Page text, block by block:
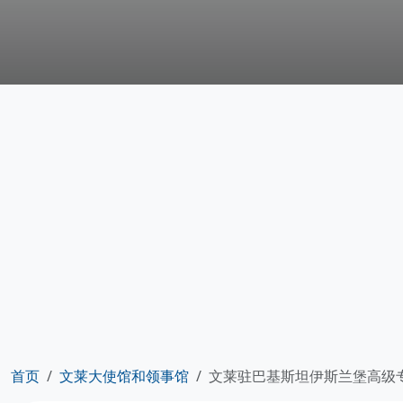
首页 文莱大使馆和领事馆 文莱驻巴基斯坦伊斯兰堡高级